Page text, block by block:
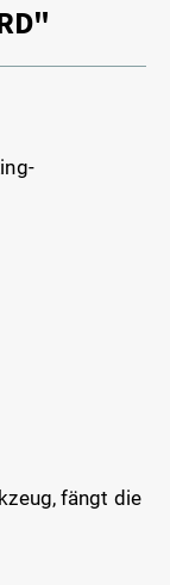
fängt die